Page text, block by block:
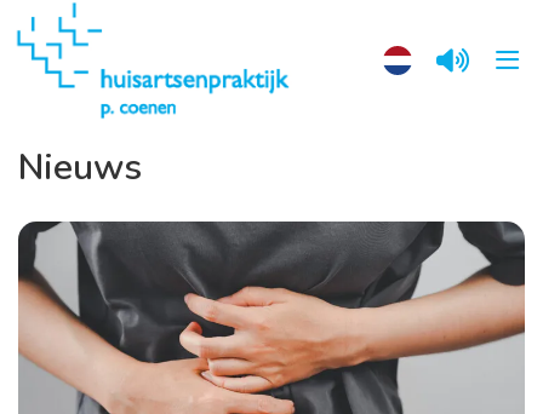
Nieuws